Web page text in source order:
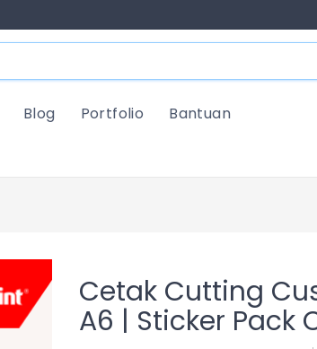
Blog Portfolio
Bantuan
Cetak Cutting
A6 | Sticker Pack